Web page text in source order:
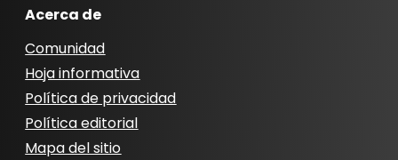
Acerca de
Comunidad
Hoja informativa
Política de privacidad
Política editorial
Mapa del sitio